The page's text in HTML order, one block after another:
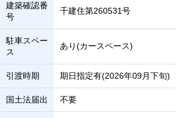
建築確認番
号
千建住第260531号
駐車スペー
ス
あり(カースペース)
引渡時期 期日指定有(2026年09月下旬)
国土法届出 不要